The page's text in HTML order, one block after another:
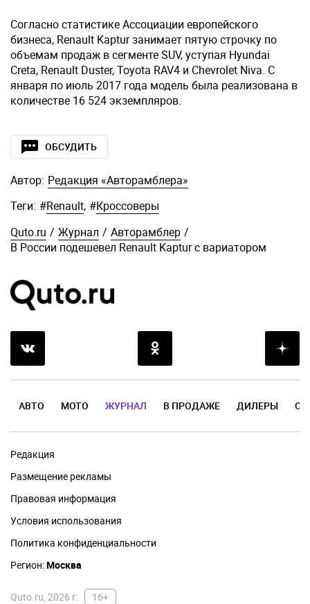
Согласно статистике Ассоциации европейского
бизнеса, Renault Kaptur занимает пятую строчку по
объемам продаж в сегменте SUV, уступая Hyundai
Creta, Renault Duster, Toyota RAV4 и Chevrolet Niva. С
января по июль 2017 года модель была реализована в
количестве 16 524 экземпляров.
ОБСУДИТЬ
Автор: Редакция «Авторамблера»
Теги: #Renault, #Кроссоверы
Quto.ru / Журнал / Авторамблер /
В России подешевел Renault Kaptur с вариатором
АВТО МОТО ЖУРНАЛ В ПРОДАЖЕ ДИЛЕРЫ
Редакция
Размещение рекламы
Правовая информация
Условия использования
Политика конфиденциальности
Регион:Москва
Quto.ru, 2026 г. 16+